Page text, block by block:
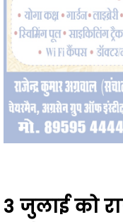
3 जुलाई को